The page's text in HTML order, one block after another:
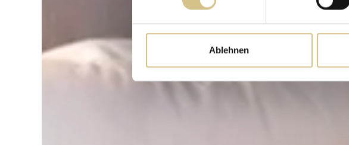
Ablehnen